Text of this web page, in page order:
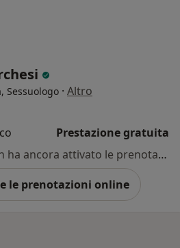
Sessuologo · Altro
Prestazione gratuita
Questo dottore non ha ancora attivato le prenotazioni online presso questo indirizzo.
le prenotazioni online